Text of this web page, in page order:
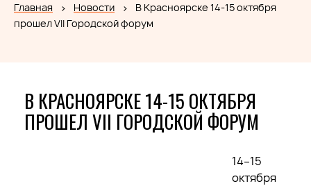
Главная Новости
В Красноярске 14-15 октября
прошел VII Городской форум
В КРАСНОЯРСКЕ 14-15 ОКТЯБРЯ
ПРОШЕЛ VII ГОРОДСКОЙ ФОРУМ
14–15
октября